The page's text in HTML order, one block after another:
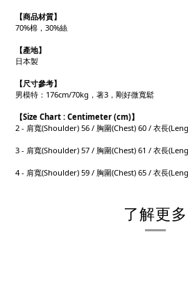
【商品材質】
70%棉，30%絲
【產地】
日本製
【尺寸參考】
男模特：176cm/70kg，著3，剛好微寬鬆
【Size Chart : Centimeter (cm)】
2 - 肩寬(Shoulder) 56 / 胸圍(Chest) 60 / 衣長
3 - 肩寬(Shoulder) 57 / 胸圍(Chest) 61 / 衣長
4 - 肩寬(Shoulder) 59 / 胸圍(Chest) 65 / 衣長
了解更多